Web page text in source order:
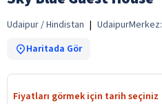
Udaipur / Hindistan | UdaipurMerkez:
Haritada Gör
Fiyatları görmek için tarih seçiniz